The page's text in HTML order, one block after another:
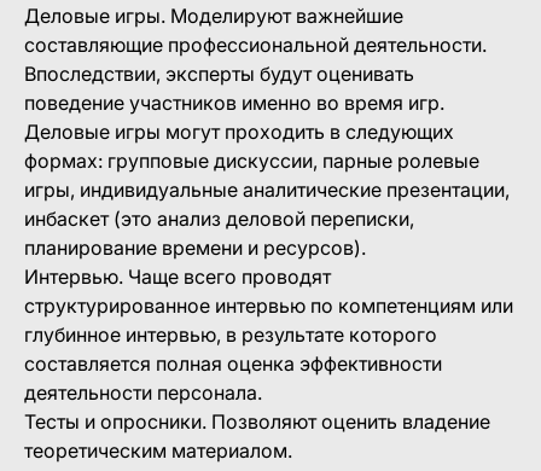
Деловые игры. Моделируют важнейшие
составляющие профессиональной деятельности.
Впоследствии, эксперты будут оценивать
поведение участников именно во время игр.
Деловые игры могут проходить в следующих
формах: групповые дискуссии, парные ролевые
игры, индивидуальные аналитические презентации,
инбаскет (это анализ деловой переписки,
планирование времени и ресурсов).
Интервью. Чаще всего проводят
структурированное интервью по компетенциям или
глубинное интервью, в результате которого
составляется полная оценка эффективности
деятельности персонала.
Тесты и опросники. Позволяют оценить владение
теоретическим материалом.